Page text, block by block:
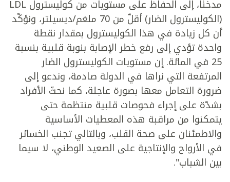
مدخنًا، إلى الحفاظ على مستويات من كوليسترول LDL
(الكوليسترول الضار) أقلّ من 70 ملغم/ديسيلتر، ونؤكّد
أن كل زيادة في هذا الكوليسترول بمقدار نقطة
واحدة تؤدي إلى رفع خطر الإصابة بنوبة قلبية بنسبة
25 في المائة. إن مستويات الكوليسترول الضار
المرتفعة التي نراها في الدولة صادمة، وندعو إلى
ضرورة التعامل معها بصورة عاجلة، كما نحثّ الأفراد
بشدّة على إجراء فحوصات قلبية منتظمة حتى
يتمكنوا من مراقبة هذه المعطيات الأساسية
والاطمئنان على صحة القلب، وبالتالي تجنب الخسائر
في الأرواح والإنتاجية على الصعيد الوطني، لا سيما
بين الشباب".